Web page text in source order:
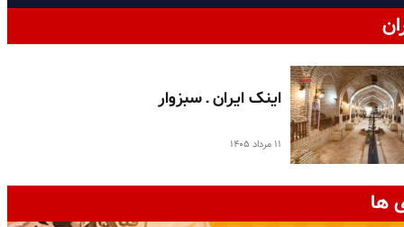
اینک ایران ـ سبزوار
۱۱ مرداد ۱۴۰۵
ها